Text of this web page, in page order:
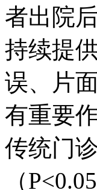
者出院
持续提
误、片
有重要
传统门
（